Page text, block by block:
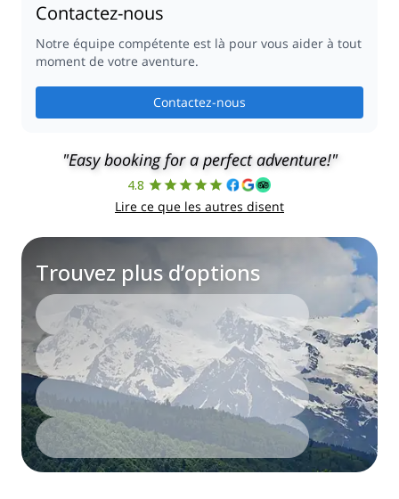
Contactez-nous
Notre équipe compétente est là pour vous aider à tout
moment de votre aventure.
Contactez-nous
"Easy booking for a perfect adventure!"
4.8
Lire ce que les autres disent
Trouvez plus d’options